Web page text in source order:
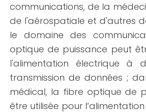
communications, de la
de l'aérospatiale et d'autres
le domaine des
optique de puissance peut
l'alimentation électrique à
transmission de données ;
médical, la fibre optique de
être utilisée pour